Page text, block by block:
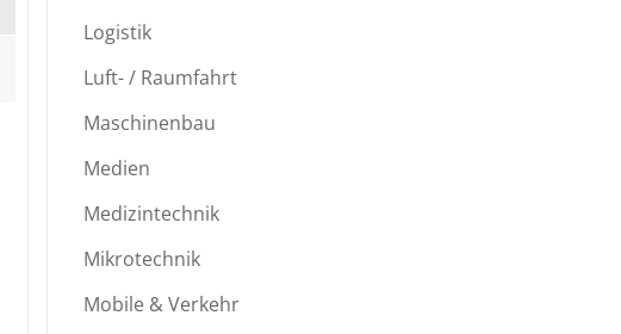
Logistik
Luft- / Raumfahrt
Maschinenbau
Medien
Medizintechnik
Mikrotechnik
Mobile & Verkehr